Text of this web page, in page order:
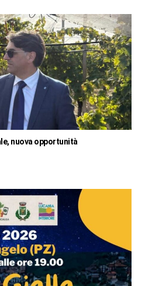
nuova opportunità